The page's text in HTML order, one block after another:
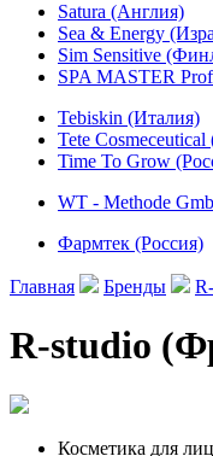
Satura (Англия)
Sea & Energy
Sim Sensitive
SPA MASTER
Tebiskin (Италия)
Tete
Time To Grow
WT - Methode
Фармтек (Россия)
Главная Бренды
R-studio
Косметика для